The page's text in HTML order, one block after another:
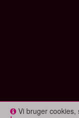
Vi bruger cookies,